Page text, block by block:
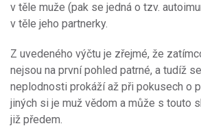
v těle muže (pak se jedná o tzv.
v těle jeho partnerky.
Z uvedeného výčtu je zřejmé, že
nejsou na první pohled patrné, a tudíž
neplodnosti prokáží až při pokusech o
jiných si je muž vědom a může s touto
již předem.